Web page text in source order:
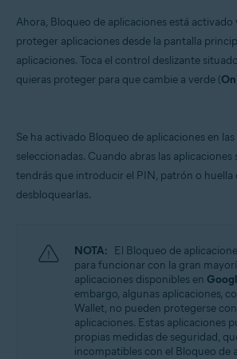
Ahora, Bloqueo de aplicaciones está activado
proteger aplicaciones desde la pantalla
aplicaciones. Toca el control deslizante
quieras proteger para que cambie a verde (On
Se ha activado Bloqueo de aplicaciones en
seleccionadas. Cuando abras las aplicaciones
tendrás que introducir el PIN, patrón o huella
desbloquearlas.
NOTA: El Bloqueo de
para funcionar con la gran
aplicaciones disponibles en
embargo, algunas aplicaciones,
Wallet, no pueden protegerse
aplicaciones. Estas aplicaciones
propias medidas de seguridad,
incompatibles con el Bloqueo de